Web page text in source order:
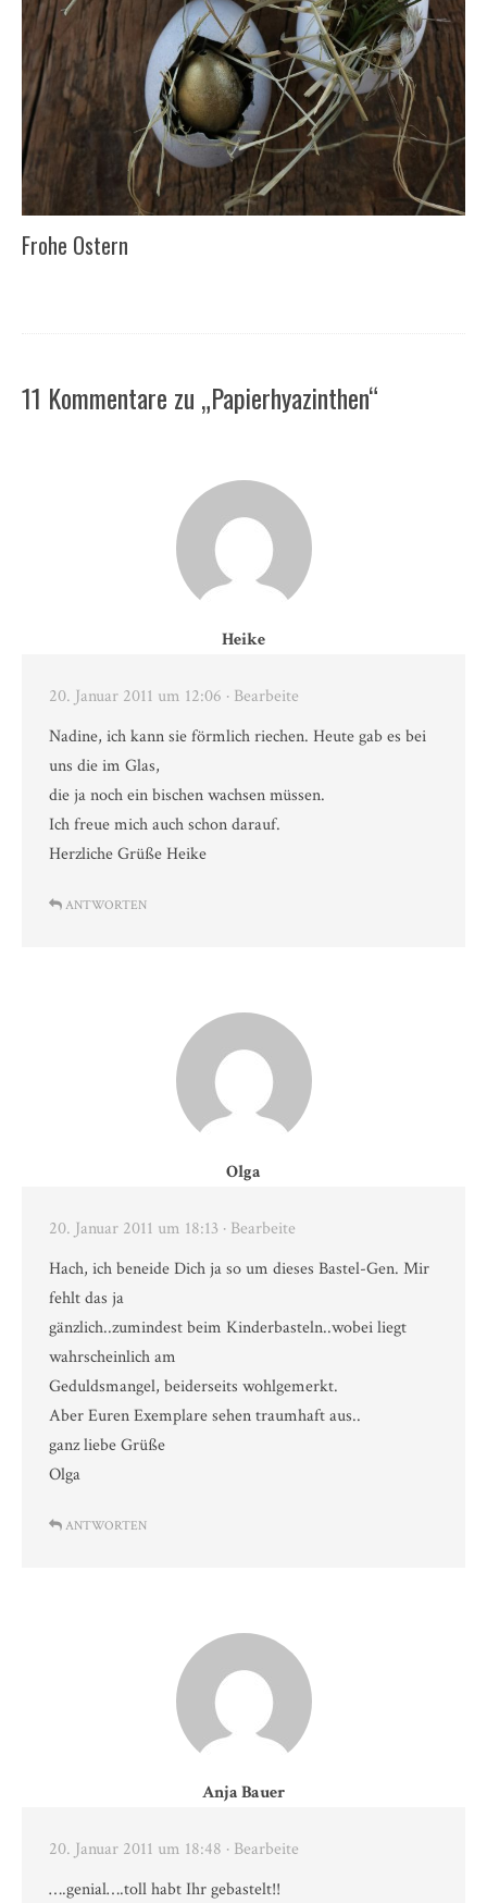
Frohe Ostern
11 Kommentare zu „Papierhyazinthen“
Heike
20. Januar 2011 um 12:06 · Bearbeite
Nadine, ich kann sie förmlich riechen. Heute gab es bei
uns die im Glas,
die ja noch ein bischen wachsen müssen.
Ich freue mich auch schon darauf.
Herzliche Grüße Heike
ANTWORTEN
Olga
20. Januar 2011 um 18:13 · Bearbeite
Hach, ich beneide Dich ja so um dieses Bastel-Gen. Mir
fehlt das ja
gänzlich..zumindest beim Kinderbasteln..wobei liegt
wahrscheinlich am
Geduldsmangel, beiderseits wohlgemerkt.
Aber Euren Exemplare sehen traumhaft aus..
ganz liebe Grüße
Olga
ANTWORTEN
Anja Bauer
20. Januar 2011 um 18:48 · Bearbeite
….genial….toll habt Ihr gebastelt!!